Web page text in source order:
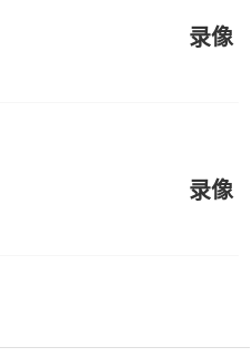
录像
录像